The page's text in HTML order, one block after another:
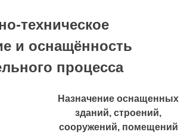
техническое
и оснащённость
процесса
Назначение оснащенных
зданий, строений,
сооружений, помещений